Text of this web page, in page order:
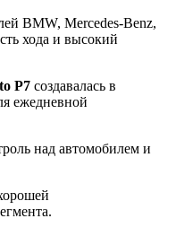
BMW, Mercedes-Benz,
хода и высокий
P7 создавалась в
ежедневной
над автомобилем и